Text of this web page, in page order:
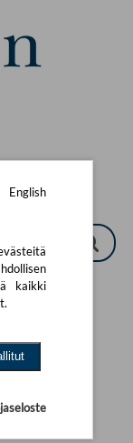
alla olevalla
ja jätä
English
kaikki